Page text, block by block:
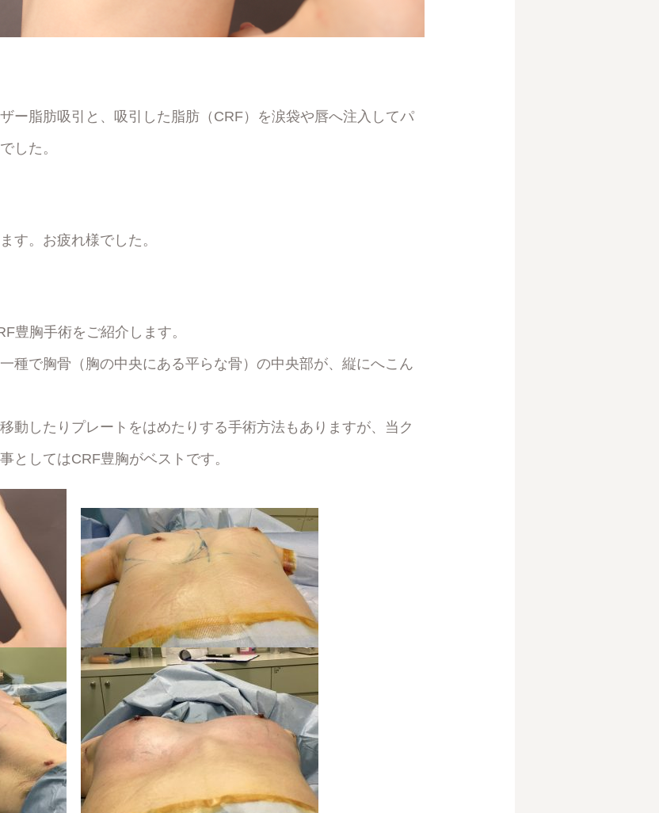
ー脂肪吸引と、吸引した脂肪（CRF）を涙袋や唇へ注入してパ
した。
す。お疲れ様でした。
豊胸手術をご紹介します。
種で胸骨（胸の中央にある平らな骨）の中央部が、縦にへこん
動したりプレートをはめたりする手術方法もありますが、当ク
としてはCRF豊胸がベストです。